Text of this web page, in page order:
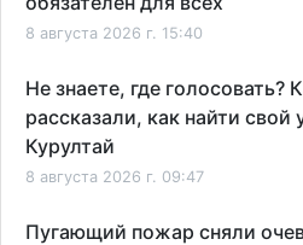
8 августа 2026 г. 15:40
Не знаете, где голосовать?
рассказали, как найти свой
Курултай
8 августа 2026 г. 09:47
Пугающий пожар сняли